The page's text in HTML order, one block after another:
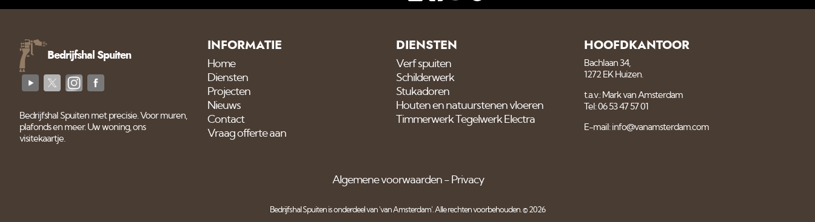
Bedrijfshal Spuiten
Bedrijfshal Spuiten met precisie. Voor muren,
plafonds en meer. Uw woning, ons
visitekaartje.
INFORMATIE
Home
Diensten
Projecten
Nieuws
Contact
Vraag offerte aan
DIENSTEN
Verf spuiten
Schilderwerk
Stukadoren
Houten en natuurstenen vloeren
Timmerwerk Tegelwerk Electra
HOOFDKANTOOR
Bachlaan 34,
1272 EK Huizen.
t.a.v.: Mark van Amsterdam
Tel: 06 53 47 57 01
E-mail: info@vanamsterdam.com
Algemene voorwaarden Privacy
Bedrijfshal Spuiten is onderdeel van 'van Amsterdam' . Alle rechten voorbehouden. © 2026